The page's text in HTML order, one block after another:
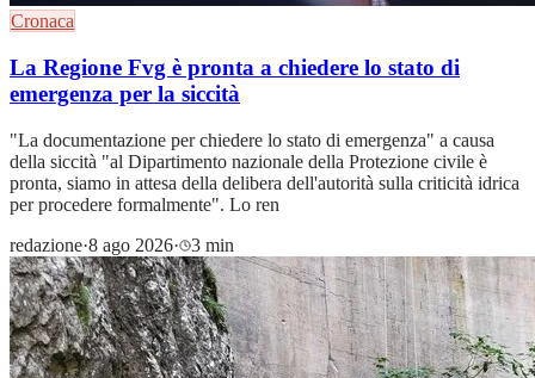
Cronaca
La Regione Fvg è pronta a chiedere lo stato di
emergenza per la siccità
"La documentazione per chiedere lo stato di emergenza" a causa
della siccità "al Dipartimento nazionale della Protezione civile è
pronta, siamo in attesa della delibera dell'autorità sulla criticità idrica
per procedere formalmente". Lo ren
redazione·8 ago 2026· 3 min